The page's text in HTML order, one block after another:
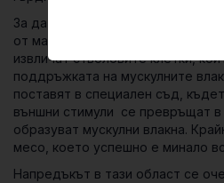
За да създадат лабораторно
от малко количество животински
извличат стволовите клетки,
поддръжката на мускулните
поставят в специален съд,
външни стимули се превръщат в
образуват мускулни влакна.
месо, което успешно е минало
Напредъкът в тази област се